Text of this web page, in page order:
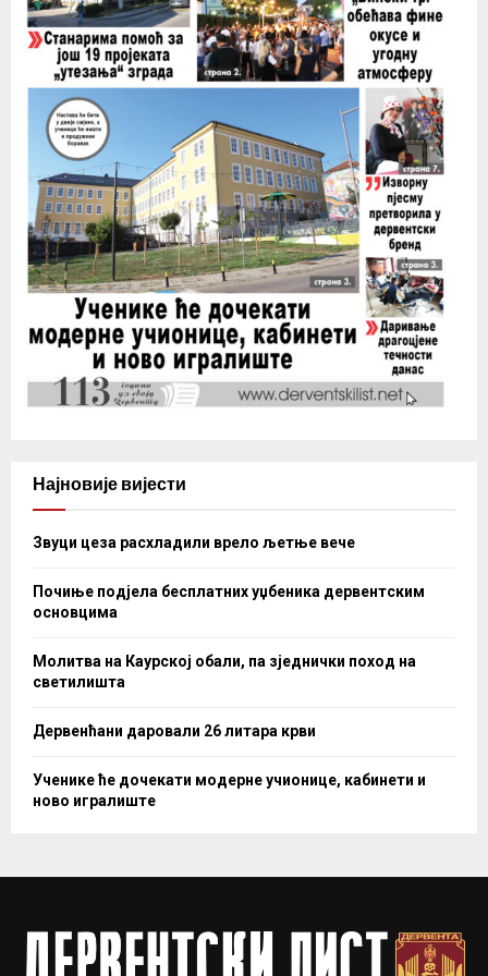
Најновије вијести
Звуци цеза расхладили врело љетње вече
Почиње подјела бесплатних уџбеника дервентским
основцима
Молитва на Каурској обали, па зједнички поход на
светилишта
Дервенћани даровали 26 литара крви
Ученике ће дочекати модерне учионице, кабинети и
ново игралиште